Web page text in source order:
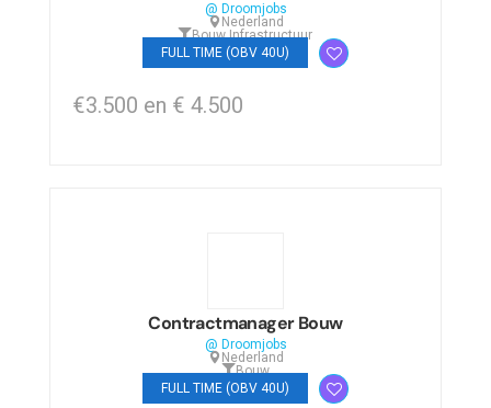
@ Droomjobs
Nederland
Bouw,Infrastructuur
FULL TIME (OBV 40U)
€3.500 en € 4.500
Contractmanager Bouw
@ Droomjobs
Nederland
Bouw
FULL TIME (OBV 40U)